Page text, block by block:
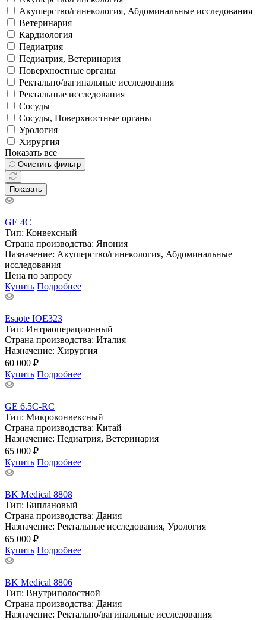
Акушерство/гинекология, Абдоминальные исследования
Ветеринария
Кардиология
Педиатрия
Педиатрия, Ветеринария
Поверхностные органы
Ректально/вагинальные исследования
Ректальные исследования
Сосуды
Сосуды, Поверхностные органы
Урология
Хирургия
Показать все
Очистить фильтр
Показать
GE 4C
Тип: Конвексный
Страна производства: Япония
Назначение: Акушерство/гинекология, Абдоминальные
исследования
Цена по запросу
Купить Подробнее
Esaote IOE323
Тип: Интраоперационный
Страна производства: Италия
Назначение: Хирургия
60 000 ₽
Купить Подробнее
GE 6.5C-RC
Тип: Микроконвексный
Страна производства: Китай
Назначение: Педиатрия, Ветеринария
65 000 ₽
Купить Подробнее
BK Medical 8808
Тип: Биплановый
Страна производства: Дания
Назначение: Ректальные исследования, Урология
65 000 ₽
Купить Подробнее
BK Medical 8806
Тип: Внутриполостной
Страна производства: Дания
Назначение: Ректально/вагинальные исследования